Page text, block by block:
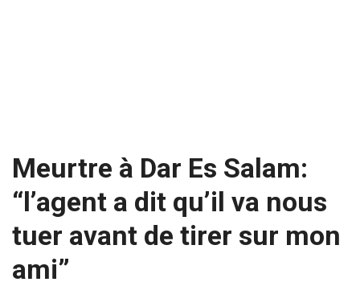
Meurtre à Dar Es Salam:
“l’agent a dit qu’il va nous
tuer avant de tirer sur mon
ami”